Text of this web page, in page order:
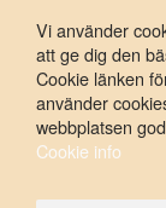
Vi använder
att ge dig den
Cookie länken
använder
webbplatsen
Cookie info